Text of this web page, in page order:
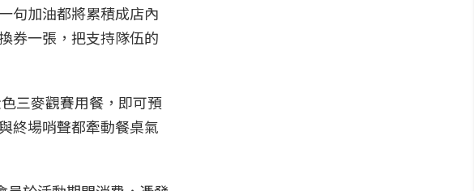
句加油都將累積成店內
券一張，把支持隊伍的
三麥觀賽用餐，即可預
終場哨聲都牽動餐桌氣